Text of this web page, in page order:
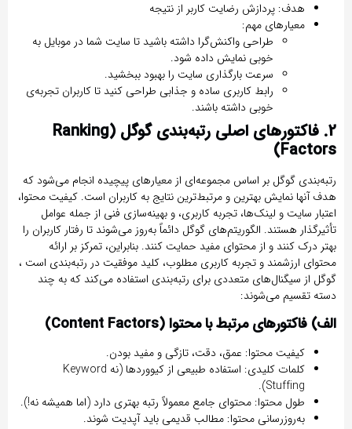
هدف: پردازش رضایت کاربر از نتیجه
معیارهای مهم:
طراحی واکنش‌گرا داشته باشید تا سایت شما در موبایل به
خوبی نمایش داده شود.
سرعت بارگذاری سایت را بهبود ببخشید.
رابط کاربری ساده و جذابی طراحی کنید تا کاربران تجربه‌ی
خوبی داشته باشند.
2. فاکتورهای اصلی رتبه‌بندی گوگل (Ranking
Factors)
رتبه‌بندی گوگل بر اساس مجموعه‌ای از معیارهای پیچیده انجام می‌شود که
هدف آنها نمایش بهترین و مرتبط‌ترین نتایج به کاربران است. کیفیت محتوا،
اعتبار سایت و لینک‌ها، تجربه کاربری، و بهینه‌سازی فنی از جمله عوامل
تأثیرگذار هستند. الگوریتم‌های گوگل دائماً به‌روز می‌شوند تا رفتار کاربران را
بهتر درک کنند و از محتوای مفید حمایت کنند. بنابراین، تمرکز بر ارائه
محتوای ارزشمند و تجربه کاربری مطلوب، کلید موفقیت در رتبه‌بندی است ،
گوگل از سیگنال‌های متعددی برای رتبه‌بندی استفاده می‌کند که به چند
دسته تقسیم می‌شوند:
الف) فاکتورهای مرتبط با محتوا (Content Factors)
کیفیت محتوا: عمق، دقت، تازگی و مفید بودن.
کلمات کلیدی:
استفاده طبیعی از کیووردها (نه Keyword
Stuffing).
طول محتوا: محتوای جامع معمولاً رتبه بهتری دارد (اما همیشه نه!).
به‌روزرسانی محتوا: مطالب قدیمی باید آپدیت شوند.